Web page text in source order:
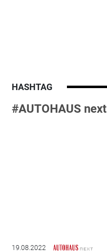
HASHTAG
#AUTOHAUS next
19.08.2022